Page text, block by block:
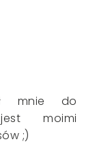
mnie do
moimi
;)